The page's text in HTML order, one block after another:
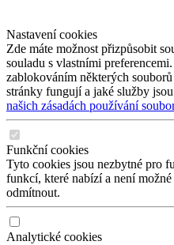
Nastavení cookies
Zde máte možnost přizpůsobit
souladu s vlastními
zablokováním některých
stránky fungují a jaké služby
našich zásadách používání
Funkční cookies
Tyto cookies jsou nezbytné pro
funkcí, které nabízí a není
odmítnout.
Analytické cookies